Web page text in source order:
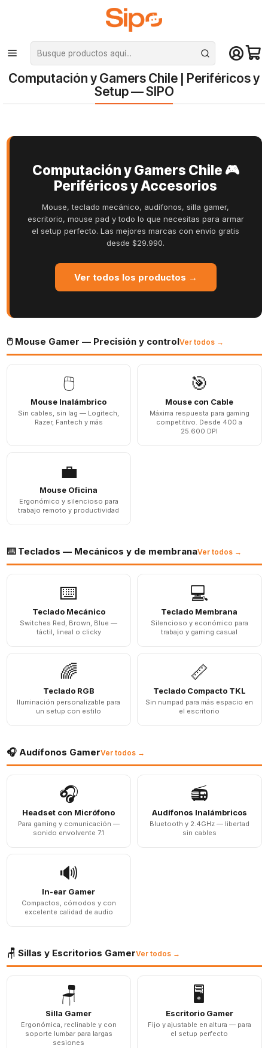
¡Compra hasta mediodía y recibe hoy! De lunes a sábado en el gran
Santiago. Envío gratis desde $29.990
Inicio Computación y Gamers Chile | Periféricos y Setup — SIPO
Computación y Gamers Chile | Periféricos y
Setup — SIPO
Computación y Gamers Chile 🎮
Periféricos y Accesorios
Mouse, teclado mecánico, audífonos, silla gamer,
escritorio, mouse pad y todo lo que necesitas para armar
el setup perfecto. Las mejores marcas con envío gratis
desde $29.990.
Ver todos los productos →
🖱️ Mouse Gamer — Precisión y controlVer todos →
🖱️
Mouse Inalámbrico
Sin cables, sin lag — Logitech,
Razer, Fantech y más
🎯
Mouse con Cable
Máxima respuesta para gaming
competitivo. Desde 400 a
25.600 DPI
💼
Mouse Oficina
Ergonómico y silencioso para
trabajo remoto y productividad
⌨️ Teclados — Mecánicos y de membranaVer todos →
⌨️
Teclado Mecánico
Switches Red, Brown, Blue —
táctil, lineal o clicky
💻
Teclado Membrana
Silencioso y económico para
trabajo y gaming casual
🌈
Teclado RGB
Iluminación personalizable para
un setup con estilo
📏
Teclado Compacto TKL
Sin numpad para más espacio en
el escritorio
🎧 Audífonos GamerVer todos →
🎧
Headset con Micrófono
Para gaming y comunicación —
sonido envolvente 7.1
📻
Audífonos Inalámbricos
Bluetooth y 2.4GHz — libertad
sin cables
🔊
In-ear Gamer
Compactos, cómodos y con
excelente calidad de audio
🪑 Sillas y Escritorios GamerVer todos →
🪑
Silla Gamer
Ergonómica, reclinable y con
soporte lumbar para largas
sesiones
🖥️
Escritorio Gamer
Fijo y ajustable en altura — para
el setup perfecto